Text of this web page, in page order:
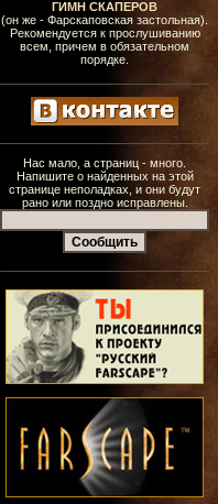
ГИМН СКАПЕРОВ
(он же - Фарскаповская застольная).
Рекомендуется к прослушиванию
всем, причем в обязательном
порядке.
Нас мало, а страниц - много.
Напишите о найденных на этой
странице неполадках, и они будут
рано или поздно исправлены.